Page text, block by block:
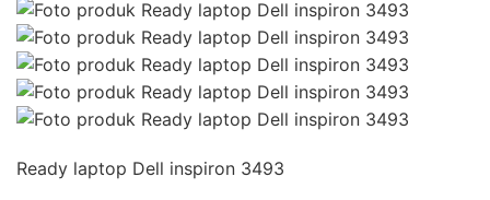
Ready laptop Dell inspiron 3493